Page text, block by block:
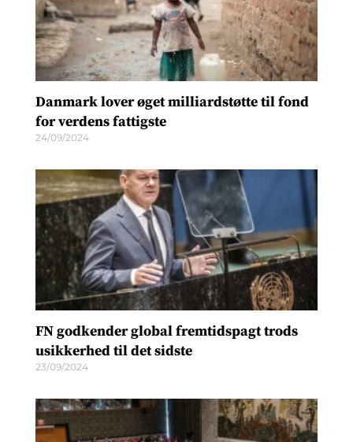
Danmark lover øget milliardstøtte til fond
for verdens fattigste
24/09/2024
FN godkender global fremtidspagt trods
usikkerhed til det sidste
23/09/2024